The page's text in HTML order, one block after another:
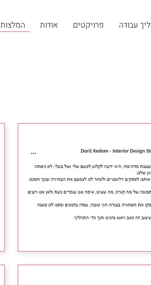
עבודה פרויקטים אודות המלצות